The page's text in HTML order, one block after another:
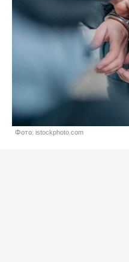
Фото: istockphoto.com